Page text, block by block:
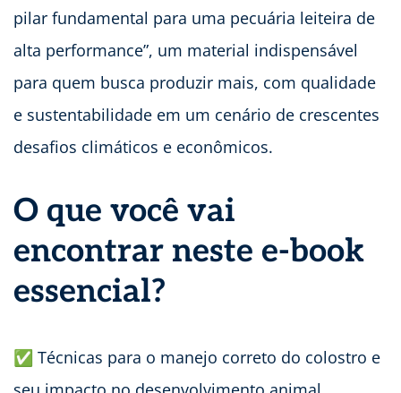
pilar fundamental para uma pecuária leiteira de
alta performance”, um material indispensável
para quem busca produzir mais, com qualidade
e sustentabilidade em um cenário de crescentes
desafios climáticos e econômicos.
O que você vai
encontrar neste e-book
essencial?
✅ Técnicas para o manejo correto do colostro e